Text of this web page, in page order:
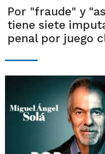
Por "fraude" y
tiene siete
penal por juego